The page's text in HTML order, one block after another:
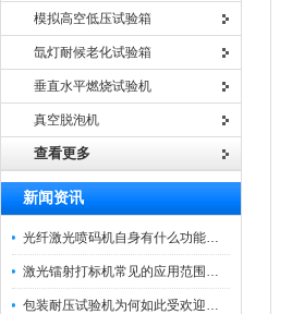
模拟高空低压试验箱
氙灯耐候老化试验箱
垂直水平燃烧试验机
真空脱泡机
查看更多
新闻资讯
光纤激光喷码机自身有什么功能？不妨看看下文
激光镭射打标机常见的应用范围如下
包装耐压试验机为何如此受欢迎呢？